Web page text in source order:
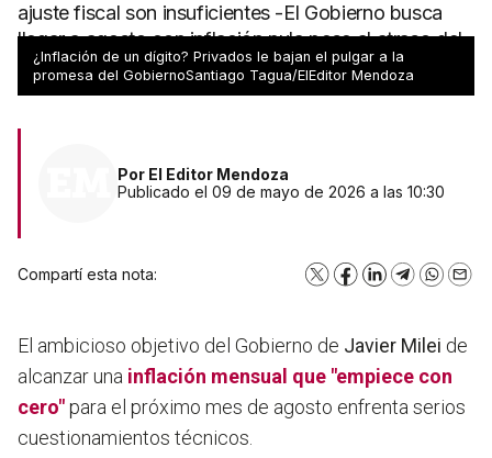
ajuste fiscal son insuficientes -El Gobierno busca
llegar a agosto con inflación nula pese al atraso del
dólar
¿Inflación de un dígito? Privados le bajan el pulgar a la
promesa del GobiernoSantiago Tagua/ElEditor Mendoza
Por El Editor Mendoza
Publicado el 09 de mayo de 2026 a las 10:30
Compartí esta nota: X Facebook
LinkedInTelegram
El ambicioso objetivo del Gobierno de Javier Milei de
alcanzar una inflación mensual que "empiece con
cero"para el próximo mes de agosto enfrenta serios
cuestionamientos técnicos.